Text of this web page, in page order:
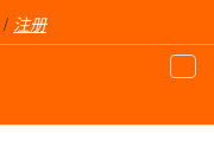
/ 注册